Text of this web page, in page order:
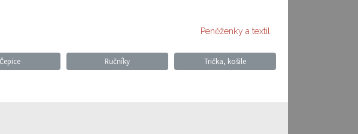
Peněženky a textil
Čepice Ručníky Trička, košile